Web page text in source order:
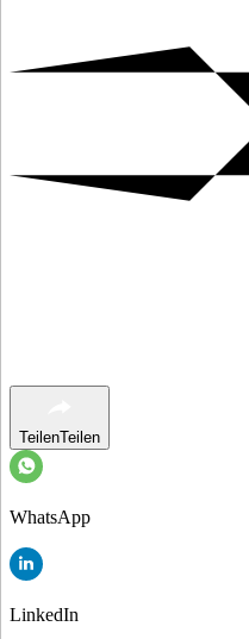
TeilenTeilen
WhatsApp
LinkedIn